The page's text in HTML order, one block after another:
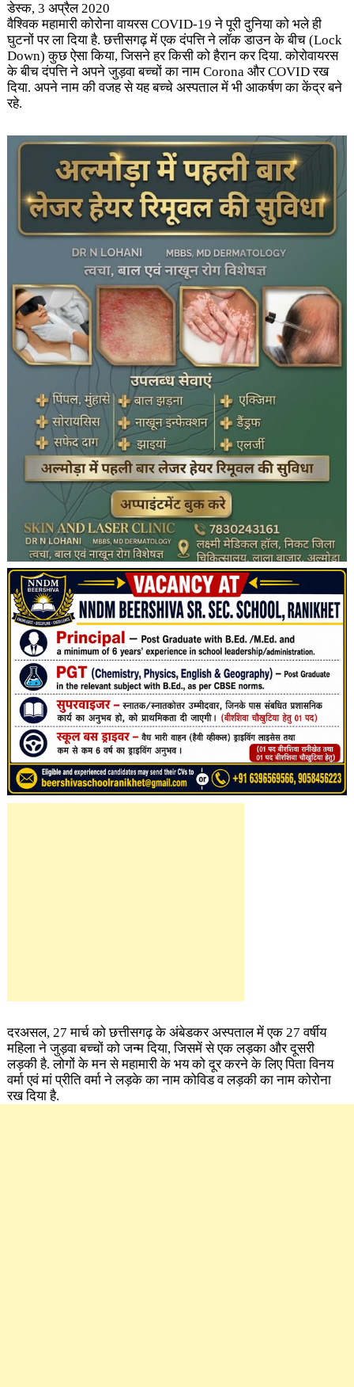
डेस्क, 3 अप्रैल 2020
वैश्विक महामारी कोरोना वायरस COVID-19 ने पूरी दुनिया को भले ही
घुटनों पर ला दिया है. छत्तीसगढ़ में एक दंपत्ति ने लॉक डाउन के बीच (Lock
Down) कुछ ऐसा किया, जिसने हर किसी को हैरान कर दिया. कोरोवायरस
के बीच दंपत्ति ने अपने जुड़वा बच्चों का नाम Corona और COVID रख
दिया. अपने नाम की वजह से यह बच्चे अस्पताल में भी आकर्षण का केंद्र बने
रहे.
दरअसल, 27 मार्च को छत्तीसगढ़ के अंबेडकर अस्पताल में एक 27 वर्षीय
महिला ने जुड़वा बच्चों को जन्म दिया, जिसमें से एक लड़का और दूसरी
लड़की है. लोगों के मन से महामारी के भय को दूर करने के लिए पिता विनय
वर्मा एवं मां प्रीति वर्मा ने लड़के का नाम कोविड व लड़की का नाम कोरोना
रख दिया है.